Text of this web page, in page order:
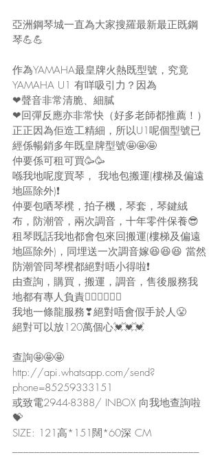
亞洲鋼琴城一直為大家搜羅最新最正既鋼
琴💪💪
作為YAMAHA最皇牌火熱既型號，究竟
YAMAHA U1 有咩吸引力？因為
❤聲音非常清脆、細膩
❤回彈反應亦非常快（好多老師都推薦！）
正正因為佢造工精細，所以U1呢個型號已
經係暢銷多年既皇牌型號🤩🤩🤩
仲要係可租可買🥳🥳
喺我地呢度買琴， 我地包搬運(樓梯及偏遠
地區除外)❗
仲要包哂琴櫈，拍子機，琴套，琴鍵絨
布，防潮管，兩次調音，十年零件保養😎
租琴既話我地都會包來回搬運(樓梯及偏遠
地區除外)，同埋送一次調音嫁😆😆😆 當然
防潮管同琴櫈都絕對唔小得啦❗
由查詢，購買，搬運，調音，售後服務我
地都有專人負責🙋‍♀🙋‍♀🙋‍♀
我地一條龍服務❣絕對唔會假手於人😤
絕對可以放120萬個心💓💓💓
查詢🤩🤩🤩
http://api.whatsapp.com/send?
phone=85259333151
或致電2944-8388/ INBOX 向我地查詢啦
💝
SIZE: 121高*151闊*60深 CM